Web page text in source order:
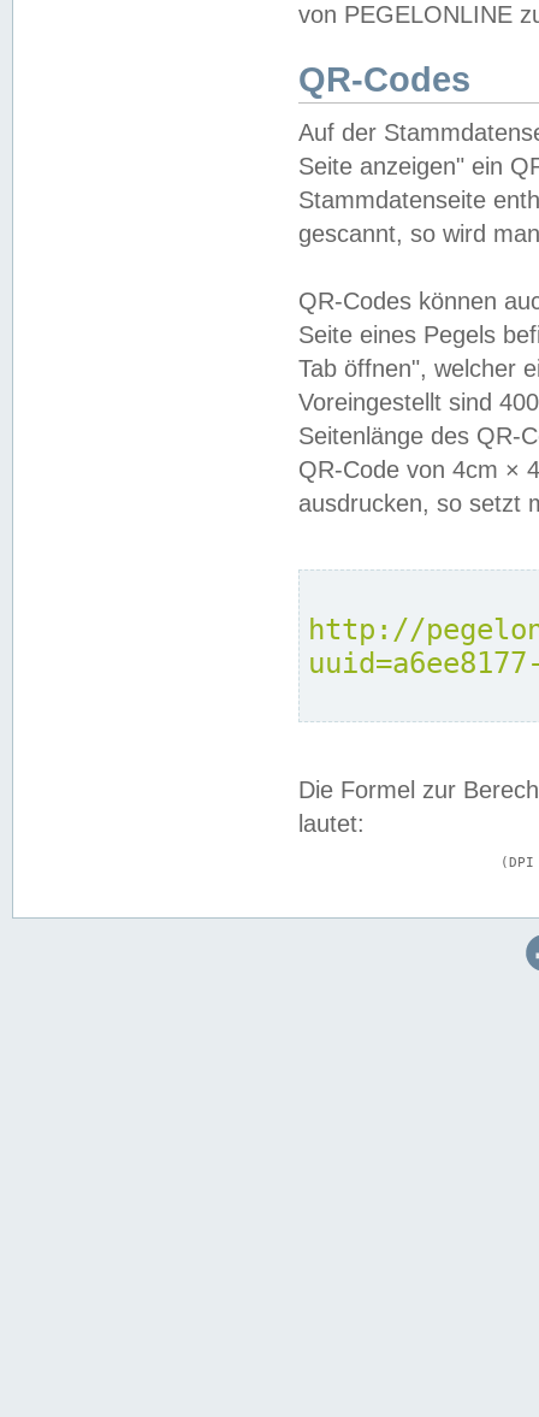
von PEGELONLINE
QR-Codes
Auf der
Seite anzeigen" ein
Stammdatenseite
gescannt, so wird
QR-Codes können
Seite eines Pegels
Tab öffnen", welcher
Voreingestellt sind
Seitenlänge des QR-
QR-Code von 4cm ×
ausdrucken, so setzt
http://
Die Formel zur
lautet: